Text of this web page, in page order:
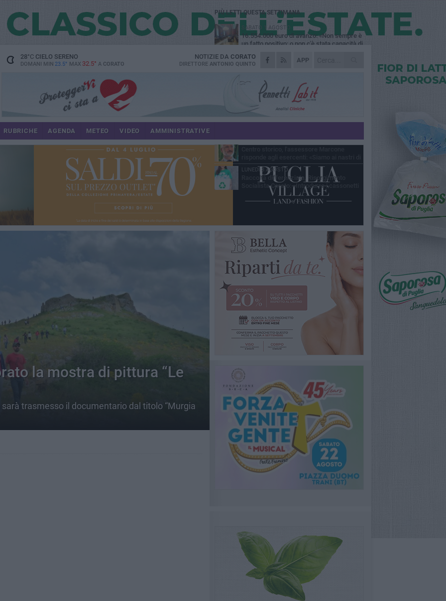
28°CCIELO SERENO
DOMANI MIN 23.5° MAX 32.5° A CORATO
APP
NOTIZIE DA CORATO
DIRETTORE ANTONIO QUINTO
RUBRICHE AGENDA METEO VIDEO AMMINISTRATIVE
la mostra di pittura “Le
trasmesso il documentario dal titolo “Murgia
PIÙ LETTI QUESTA SETTIMANA
SABATO 1 AGOSTO
16.554.000 euro di avanzo: «Non sempre è
un fatto positivo: o non c'è stata capacità di
VENERDÌ 31 LUGLIO
Via Dante, aiuole nel degrado: tra incuria
VENERDÌ 31 LUGLIO
Corato, le attività chiedono di accelerare
sul calendario estivo: «Gli eventi generano
presenze, consumi e nuove opportunità»
MERCOLEDÌ 5 AGOSTO
Chiuso momentaneamente distributore di
SABATO 1 AGOSTO
partenza»
LUNEDÌ 3 AGOSTO
Raccolta differenziata, Risorgimento
Socialista Corato: «Introdurre i cassonetti